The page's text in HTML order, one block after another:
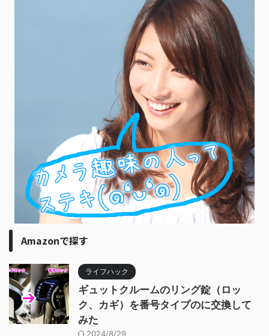
Amazonで探す
ライフハック
ギュットクルームのリング錠（ロッ
ク、カギ）を番号タイプのに交換して
みた
2024/8/29